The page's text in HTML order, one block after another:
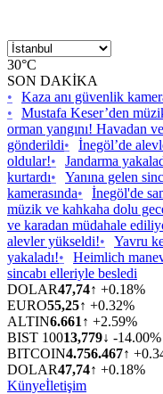
30°C
SON DAKİKA
•
Kaza anı güvenlik
•
Mustafa Keser’den
orman yangını! Havadan
gönderildi• İnegöl’de
oldular!• Jandarma
kurtardı• Yanına gelen
kamerasında• İnegöl'de
müzik ve kahkaha dolu
ve karadan müdahale
alevler yükseldi!• Yavru
yakaladı!• Heimlich
sincabı elleriyle besledi
DOLAR47,74↑ +0.18%
EURO55,25↑ +0.32%
ALTIN6.661 ↑ +2.59%
BIST 10013,779↓ -14.00%
BITCOIN4.756.467↑
DOLAR47,74↑ +0.18%
Künyeİletişim